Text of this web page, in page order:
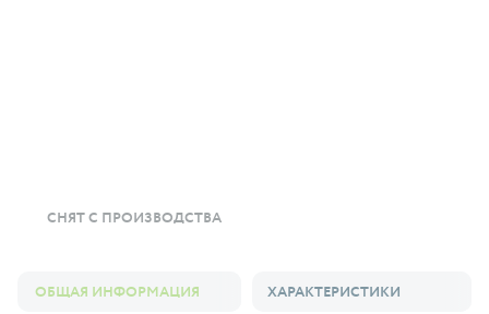
СНЯТ С ПРОИЗВОДСТВА
ОБЩАЯ ИНФОРМАЦИЯ ХАРАКТЕРИСТИКИ